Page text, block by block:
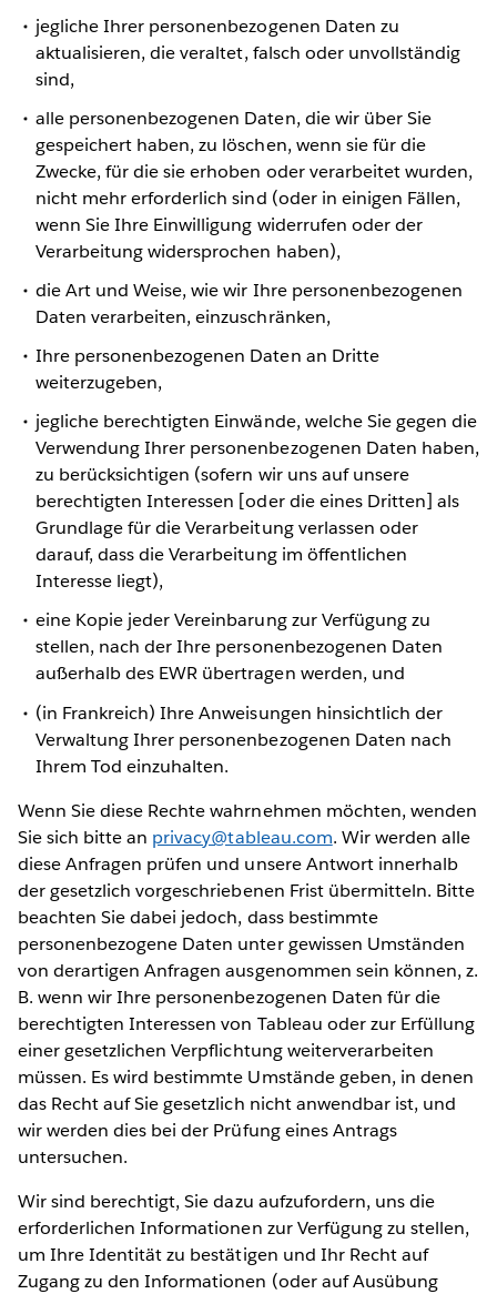
jegliche Ihrer personenbezogenen Daten zu
aktualisieren, die veraltet, falsch oder unvollständig
sind,
alle personenbezogenen Daten, die wir über Sie
gespeichert haben, zu löschen, wenn sie für die
Zwecke, für die sie erhoben oder verarbeitet wurden,
nicht mehr erforderlich sind (oder in einigen Fällen,
wenn Sie Ihre Einwilligung widerrufen oder der
Verarbeitung widersprochen haben),
die Art und Weise, wie wir Ihre personenbezogenen
Daten verarbeiten, einzuschränken,
Ihre personenbezogenen Daten an Dritte
weiterzugeben,
jegliche berechtigten Einwände, welche Sie gegen die
Verwendung Ihrer personenbezogenen Daten haben,
zu berücksichtigen (sofern wir uns auf unsere
berechtigten Interessen [oder die eines Dritten] als
Grundlage für die Verarbeitung verlassen oder
darauf, dass die Verarbeitung im öffentlichen
Interesse liegt),
eine Kopie jeder Vereinbarung zur Verfügung zu
stellen, nach der Ihre personenbezogenen Daten
außerhalb des EWR übertragen werden, und
(in Frankreich) Ihre Anweisungen hinsichtlich der
Verwaltung Ihrer personenbezogenen Daten nach
Ihrem Tod einzuhalten.
Wenn Sie diese Rechte wahrnehmen möchten, wenden
Sie sich bitte an privacy@tableau.com. Wir werden alle
diese Anfragen prüfen und unsere Antwort innerhalb
der gesetzlich vorgeschriebenen Frist übermitteln. Bitte
beachten Sie dabei jedoch, dass bestimmte
personenbezogene Daten unter gewissen Umständen
von derartigen Anfragen ausgenommen sein können, z.
B. wenn wir Ihre personenbezogenen Daten für die
berechtigten Interessen von Tableau oder zur Erfüllung
einer gesetzlichen Verpflichtung weiterverarbeiten
müssen. Es wird bestimmte Umstände geben, in denen
das Recht auf Sie gesetzlich nicht anwendbar ist, und
wir werden dies bei der Prüfung eines Antrags
untersuchen.
Wir sind berechtigt, Sie dazu aufzufordern, uns die
erforderlichen Informationen zur Verfügung zu stellen,
um Ihre Identität zu bestätigen und Ihr Recht auf
Zugang zu den Informationen (oder auf Ausübung